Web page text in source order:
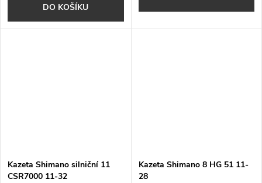
DO KOŠÍKU
Kazeta Shimano silniční 11
CSR7000 11-32
Kazeta Shimano 8 HG 51 11-
28